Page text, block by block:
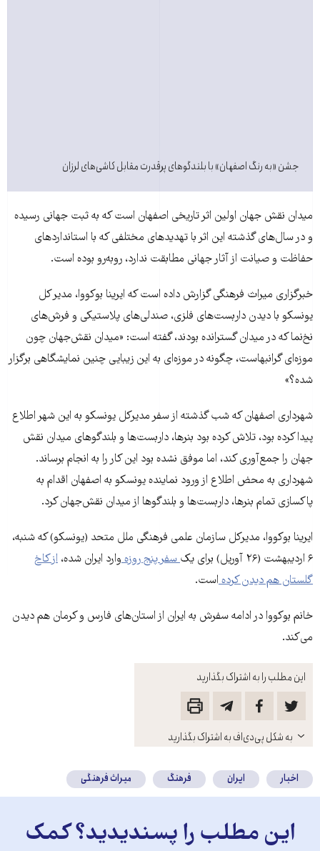
این مطلب را به اشتراک بگذارید
باز
کنید
به شکل پی‌دی‌اف به اشتراک بگذارید
جشن «به رنگ اصفهان» با بلندگوهای پرقدرت مقابل کاشی‌های لرزان
میدان نقش جهان اولین اثر تاریخی اصفهان است که به ثبت جهانی رسیده
و در سال‌های گذشته این اثر با تهدید‌های مختلفی که با استانداردهای
حفاظت و صیانت از آثار جهانی مطابقت ندارد، روبه‌رو بوده است.
خبرگزاری میراث فرهنگی گزارش داده است که ایرینا بوکووا، مدیر کل
یونسکو با دیدن داربست‌های فلزی، صندلی‌های پلاستیکی و فرش‌های
نخ‌نما که در میدان گسترانده بودند، گفته است: «میدان نقش‌جهان چون
موزه‌ای گرانبهاست، چگونه در موزه‌ای به این زیبایی چنین نمایشگاهی برگزار
شده؟»
شهرداری اصفهان که شب گذشته از سفر مدیرکل یونسکو به این شهر اطلاع
پیدا کرده بود، تلاش کرده بود بنرها، داربست‌ها و بلندگوهای میدان نقش
جهان را جمع‌آوری کند، اما موفق نشده بود این کار را به انجام برساند.
شهرداری به محض اطلاع از ورود نماینده یونسکو به اصفهان اقدام به
پاکسازی تمام بنر‌ها، داربست‌ها و بلندگو‌ها از میدان نقش‌جهان کرد.
ایرینا بوکووا، مدیرکل سازمان علمی فرهنگی ملل متحد (یونسکو) که شنبه،
۶ اردیبهشت (۲۶ آوریل) برای یک
سفر پنج روزهوارد ایران شده، از کاخ
گلستان هم دیدن کردهاست.
خانم بوکووا در ادامه سفرش به ایران از استان‌های فارس و کرمان هم دیدن
می‌کند.
اخبار ایران فرهنگ میراث فرهنگی
این مطلب را پسندیدید؟ کمک